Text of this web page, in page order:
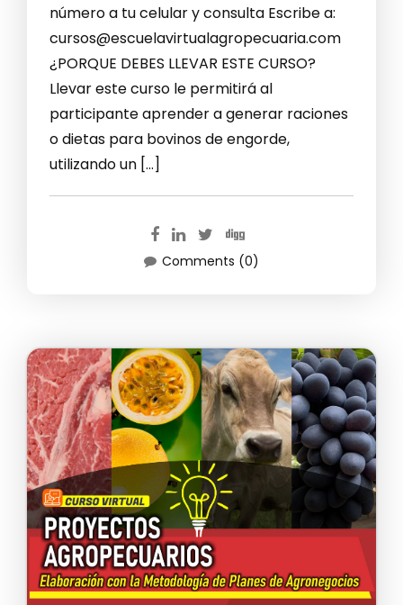
número a tu celular y consulta Escribe a:
cursos@escuelavirtualagropecuaria.com
¿PORQUE DEBES LLEVAR ESTE CURSO?
Llevar este curso le permitirá al
participante aprender a generar raciones
o dietas para bovinos de engorde,
utilizando un […]
Comments (0)